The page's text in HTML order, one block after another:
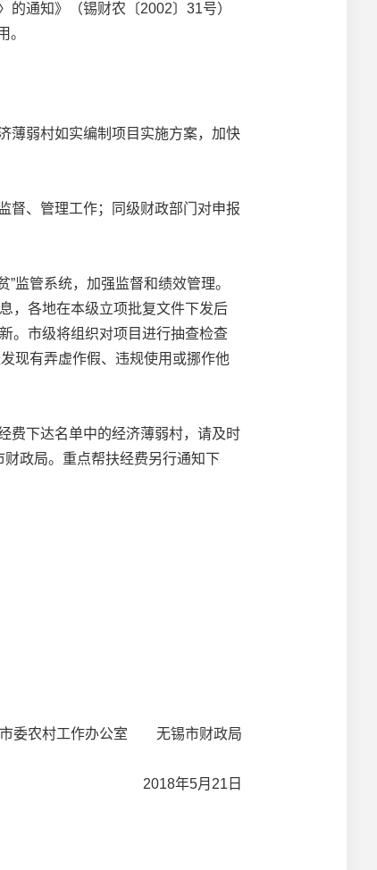
通知》（锡财农〔2002〕31号）
。
弱村如实编制项目实施方案，加快
、管理工作；同级财政部门对申报
监管系统，加强监督和绩效管理。
，各地在本级立项批复文件下发后
。市级将组织对项目进行抽查检查
现有弄虚作假、违规使用或挪作他
下达名单中的经济薄弱村，请及时
政局。重点帮扶经费另行通知下
农村工作办公室 无锡市财政局
2018年5月21日